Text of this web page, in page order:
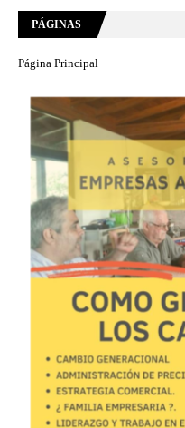
PÁGINAS
Página Principal